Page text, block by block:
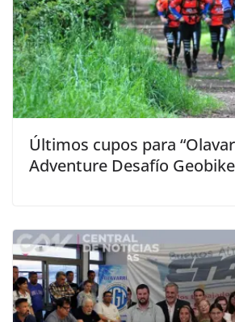
Últimos cupos para
Adventure Desafío